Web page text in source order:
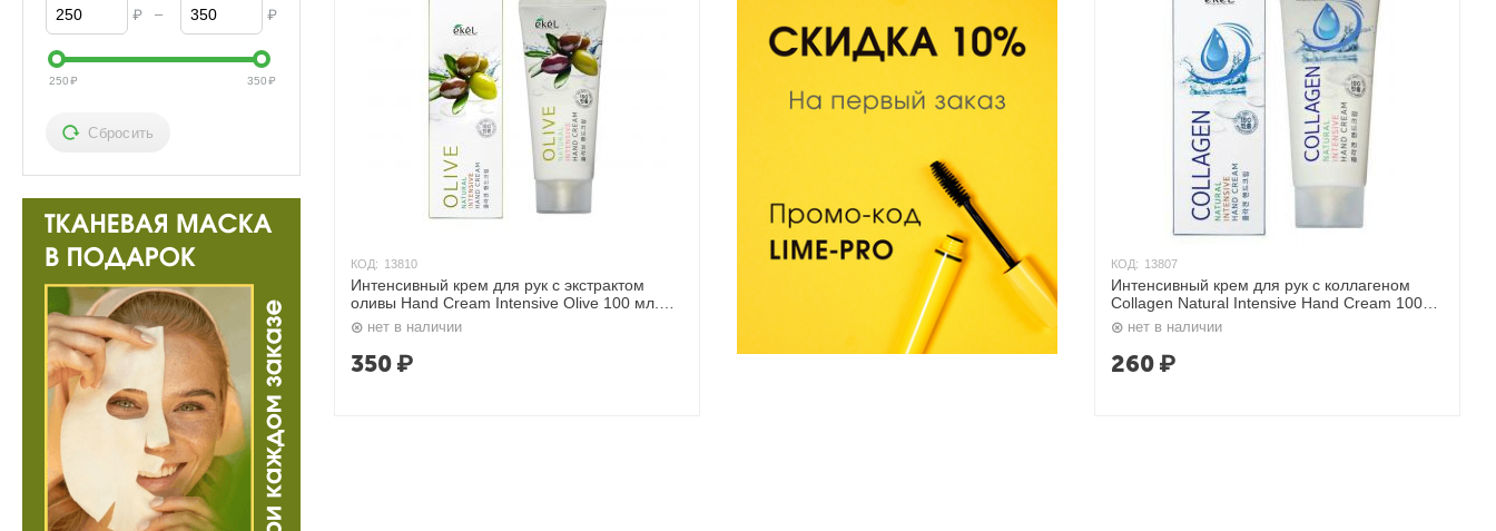
КОД: 13810
Интенсивный крем для рук с экстрактом
оливы Hand Cream Intensive Olive 100 мл.
Ekelнет в наличии
350 ₽
КОД: 13807
Интенсивный крем для рук с коллагеном
Collagen Natural Intensive Hand Cream 100
мл. Ekel
нет в наличии
260 ₽
₽ – ₽
250₽ 350₽
Сбросить